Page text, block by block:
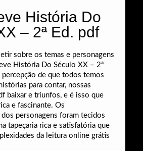
História Do
– 2ª Ed. pdf
sobre os temas e personagens
História Do Século XX – 2ª
percepção de que todos temos
para contar, nossas
baixar e triunfos, e é isso que
e fascinante. Os
personagens foram tecidos
tapeçaria rica e satisfatória que
da leitura online grátis